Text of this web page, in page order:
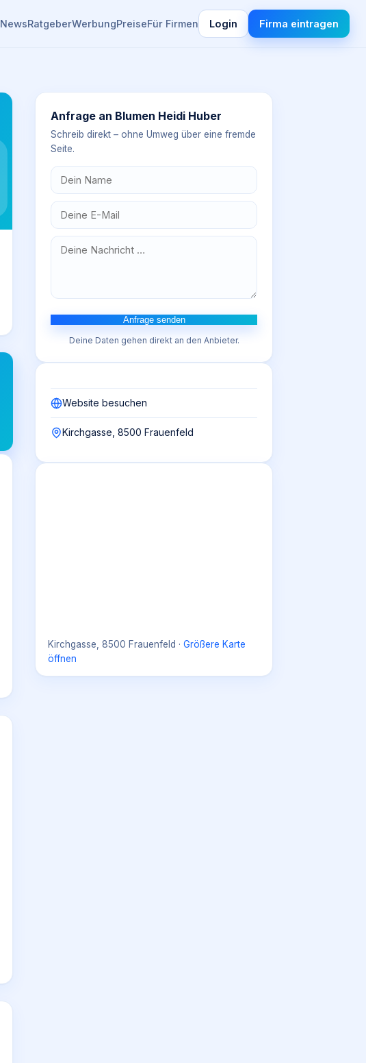
NewsRatgeberWerbungPreiseFür Firmen Login Firma eintragen
Anfrage an Blumen Heidi Huber
Schreib direkt – ohne Umweg über eine fremde
Seite.
Anfrage senden
Deine Daten gehen direkt an den Anbieter.
Website besuchen
Kirchgasse, 8500 Frauenfeld
Kirchgasse, 8500 Frauenfeld · Größere Karte
öffnen